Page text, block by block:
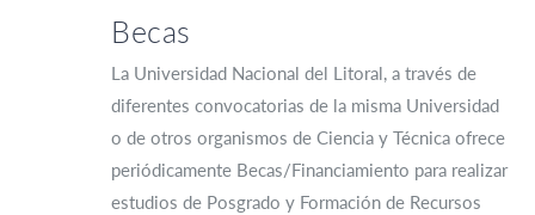
Becas
La Universidad Nacional del Litoral, a través de
diferentes convocatorias de la misma Universidad
o de otros organismos de Ciencia y Técnica ofrece
periódicamente Becas/Financiamiento para realizar
estudios de Posgrado y Formación de Recursos